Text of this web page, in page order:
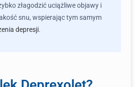
złagodzić uciążliwe objawy i
snu, wspierając tym samym
depresji.